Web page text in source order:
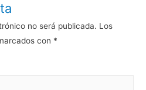
no será publicada. Los
con *